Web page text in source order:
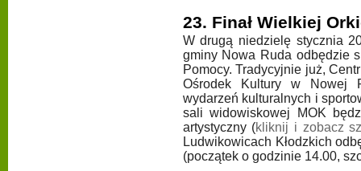
23. Finał Wielkiej
W drugą niedzielę stycznia
gminy Nowa Ruda odbędzie
Pomocy. Tradycyjnie już,
Ośrodek Kultury w Nowej
wydarzeń kulturalnych i
sali widowiskowej MOK
artystyczny (kliknij i zobacz
Ludwikowicach Kłodzkich
(początek o godzinie 14.00,